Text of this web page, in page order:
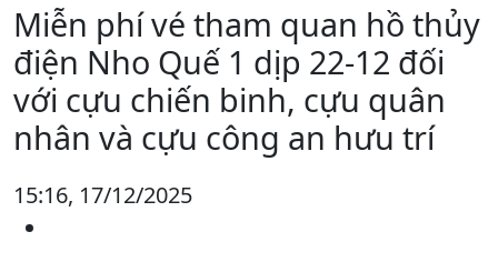
Miễn phí vé tham quan hồ thủy
điện Nho Quế 1 dịp 22-12 đối
với cựu chiến binh, cựu quân
nhân và cựu công an hưu trí
15:16, 17/12/2025